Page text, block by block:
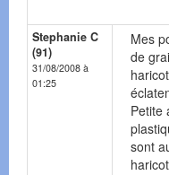
Stephanie C
(91)
31/08/2008 à
01:25
Mes
de
Petite
sont